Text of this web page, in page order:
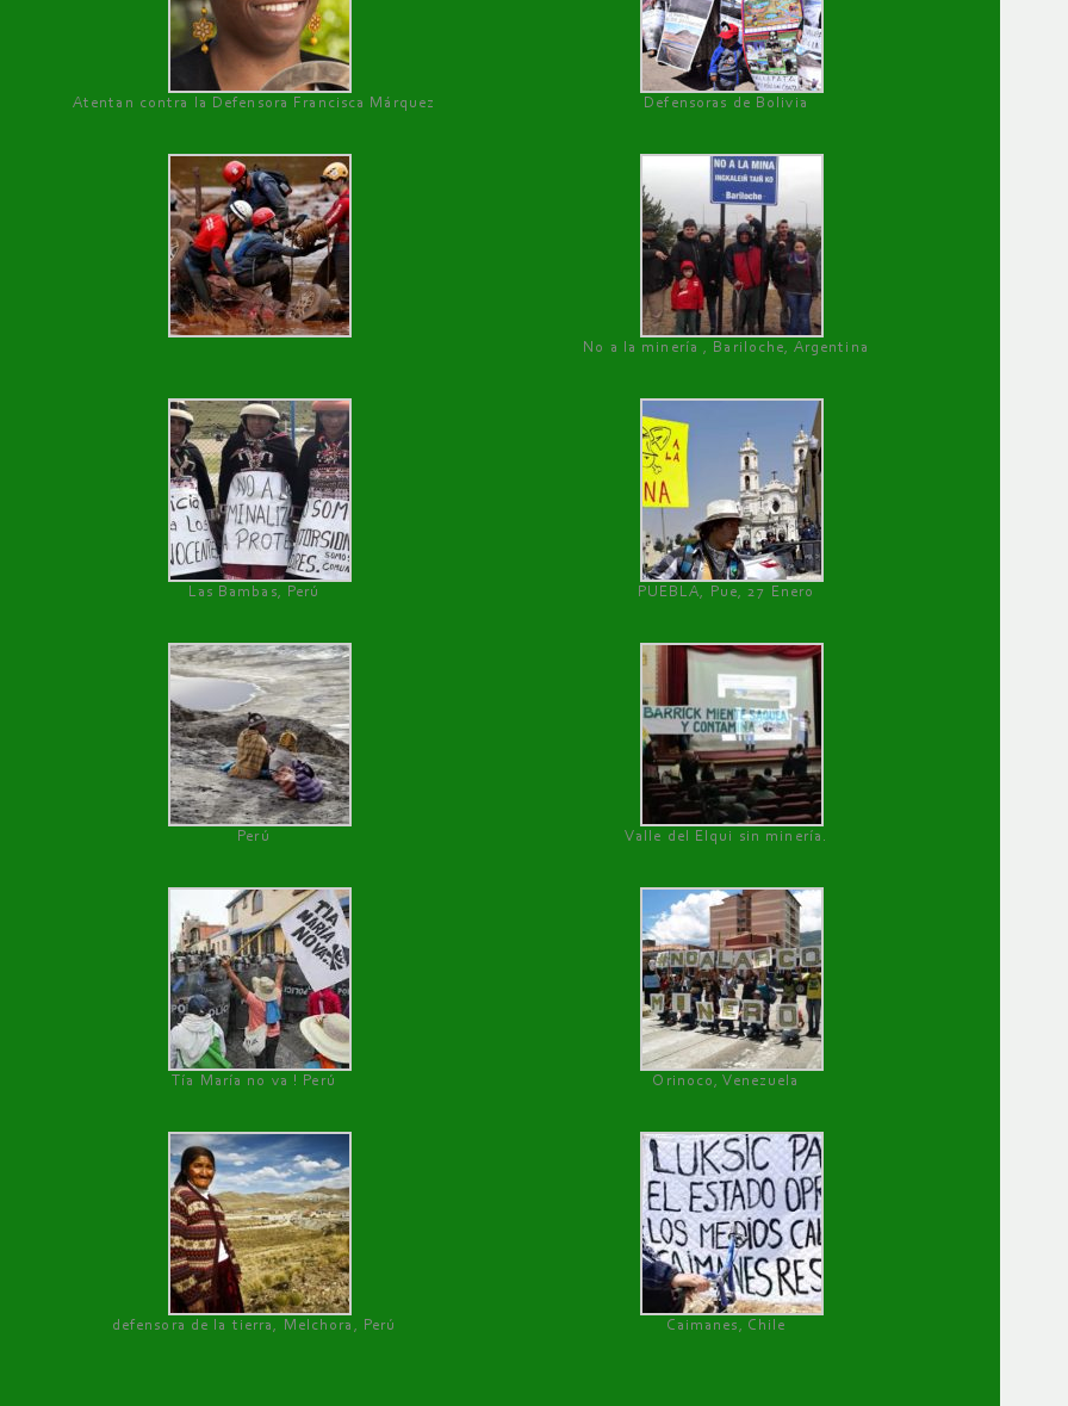
Atentan contra la Defensora Francisca Márquez Defensoras de Bolivia
No a la minería , Bariloche, Argentina
Las Bambas, Perú PUEBLA, Pue, 27 Enero
Perú Valle del Elqui sin minería.
Tía María no va ! Perú Orinoco, Venezuela
defensora de la tierra, Melchora, Perú Caimanes, Chile